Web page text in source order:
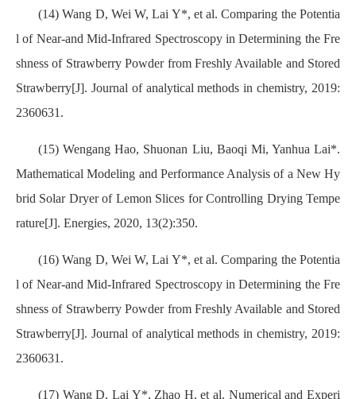
(14) Wang D, Wei W, Lai Y*, et al. Comparing the Potentia
l of Near-and Mid-Infrared Spectroscopy in Determining the Fre
shness of Strawberry Powder from Freshly Available and Stored
Strawberry[J]. Journal of analytical methods in chemistry, 2019:
2360631.
(15) Wengang Hao, Shuonan Liu, Baoqi Mi, Yanhua Lai*.
Mathematical Modeling and Performance Analysis of a New Hy
brid Solar Dryer of Lemon Slices for Controlling Drying Tempe
rature[J]. Energies, 2020, 13(2):350.
(16) Wang D, Wei W, Lai Y*, et al. Comparing the Potentia
l of Near-and Mid-Infrared Spectroscopy in Determining the Fre
shness of Strawberry Powder from Freshly Available and Stored
Strawberry[J]. Journal of analytical methods in chemistry, 2019:
2360631.
(17) Wang D, Lai Y*, Zhao H, et al. Numerical and Experi